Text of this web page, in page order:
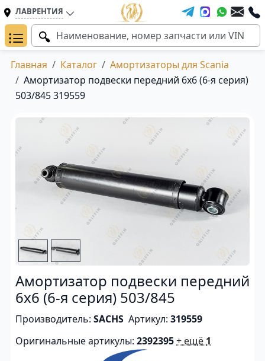
ЛАВРЕНТИЯ
Главная Каталог
Амортизаторы для Scania
Амортизатор подвески передний 6х6 (6-я серия)
503/845 319559
Амортизатор подвески передний
6х6 (6-я серия) 503/845
Производитель: SACHS Артикул: 319559
Оригинальные артикулы: 2392395+ ещё 1